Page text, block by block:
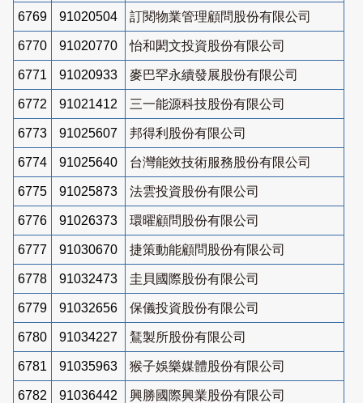
6769 91020504 訂閱物業管理顧問股份有限公司
6770 91020770 怡和閎文投資股份有限公司
6771 91020933 麥巴罕永續發展股份有限公司
6772 91021412 三一能源科技股份有限公司
6773 91025607 邦得利股份有限公司
6774 91025640 台灣能效技術服務股份有限公司
6775 91025873 法雲投資股份有限公司
6776 91026373 環曜顧問股份有限公司
6777 91030670 捷策動能顧問股份有限公司
6778 91032473 圭貝國際股份有限公司
6779 91032656 保儀投資股份有限公司
6780 91034227 鵟製所股份有限公司
6781 91035963 猴子娛樂媒體股份有限公司
6782 91036442 興勝國際興業股份有限公司